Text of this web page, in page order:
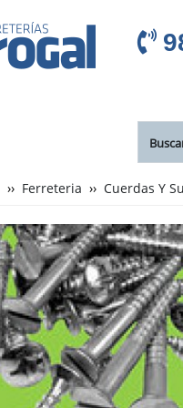
Ferreteria Cuerdas Y